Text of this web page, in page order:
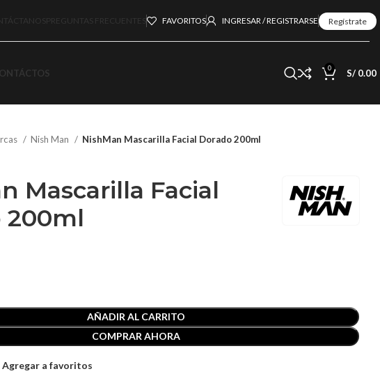
PREGUNTAS FRECUENTES FAVORITOS INGRESAR / REGISTRARSE Regístrate
0 S/ 0.00
Nish Man NishMan Mascarilla Facial Dorado 200ml
Mascarilla Facial
200ml
AÑADIR AL CARRITO
COMPRAR AHORA
Agregar a favoritos